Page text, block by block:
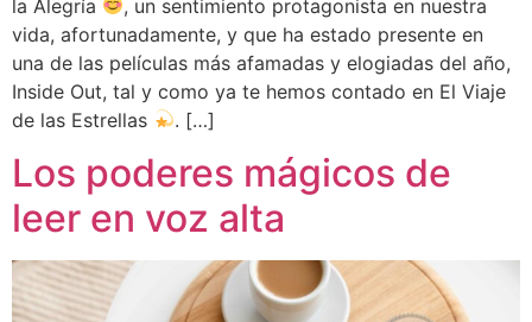
la Alegría
, un sentimiento protagonista en nuestra
vida, afortunadamente, y que ha estado presente en
una de las películas más afamadas y elogiadas del año,
Inside Out, tal y como ya te hemos contado en El Viaje
de las Estrellas
. […]
Los poderes mágicos de
leer en voz alta